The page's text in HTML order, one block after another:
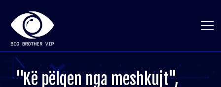
"Kë pëlqen nga meshkujt",